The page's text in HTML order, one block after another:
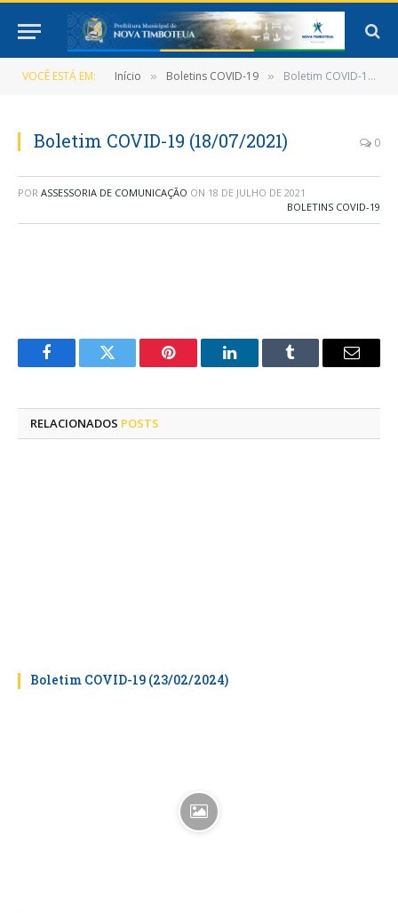
VOCÊ ESTÁ EM: Início » Boletins COVID-19 » Boletim COVID-19 (18/07/2021)
Boletim COVID-19 (18/07/2021) 0
POR ASSESSORIA DE COMUNICAÇÃO ON 18 DE JULHO DE 2021
BOLETINS COVID-19
FacebookTwitter Pinterest LinkedInTumblr
E-
RELACIONADOS POSTS
Boletim COVID-19 (23/02/2024)